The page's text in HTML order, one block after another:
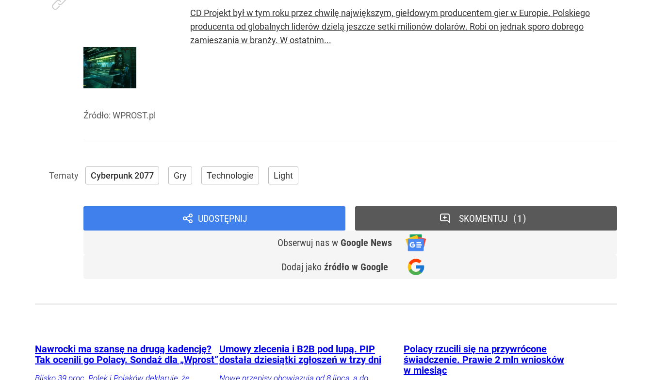
CD Projekt był w tym roku przez chwilę największym, giełdowym producentem gier w Europie. Polskiego
producenta od globalnych liderów dzielą jeszcze setki milionów dolarów. Robi on jednak sporo dobrego
zamieszania w branży. W ostatnim...
Źródło: WPROST.pl
Cyberpunk 2077 Gry Technologie Light
UDOSTĘPNIJ
Obserwuj nas w Google News
Dodaj jako źródło w Google
SKOMENTUJ 1
Nawrocki ma szansę na drugą kadencję?
Tak ocenili go Polacy. Sondaż dla „Wprost”
Blisko 39 proc. Polek i Polaków deklaruje, że
Umowy zlecenia i B2B pod lupą. PIP
dostała dziesiątki zgłoszeń w trzy dni
Nowe przepisy obowiązują od 8 lipca, a do
Polacy rzucili się na przywrócone
świadczenie. Prawie 2 mln wniosków
w miesiąc